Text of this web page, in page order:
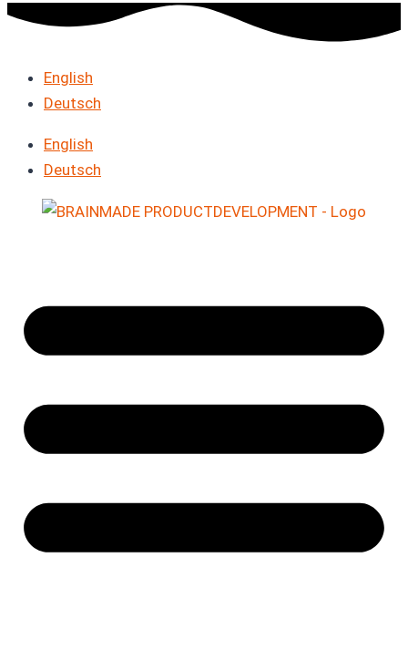
English
Deutsch
English
Deutsch